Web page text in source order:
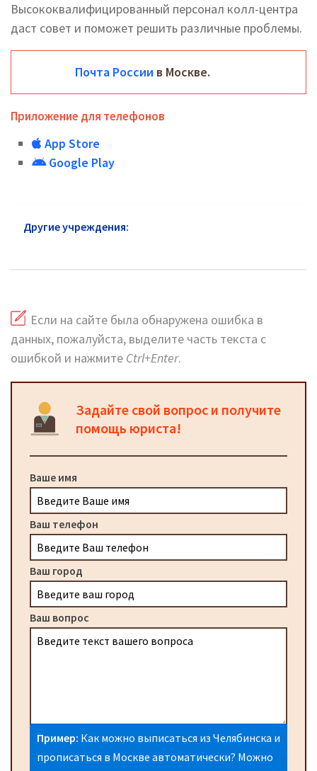
Высококвалифицированный персонал колл-центра
даст совет и поможет решить различные проблемы.
Почта России в Москве.
Приложение для телефонов
App Store
Google Play
Другие учреждения:
Если на сайте была обнаружена ошибка в
данных, пожалуйста, выделите часть текста с
ошибкой и нажмите Ctrl+Enter.
Задайте свой вопрос и получите
помощь юриста!
Ваше имя
Ваш телефон
Ваш город
Ваш вопрос
Пример: Как можно выписаться из Челябинска и
прописаться в Москве автоматически? Можно